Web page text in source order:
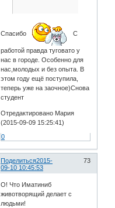
Спасибо С
работой правда туговато у
нас в городе. Особенно для
нас,молодых и без опыта. В
этом году ещё поступила,
теперь уже на заочное)Снова
студент
Отредактировано Мария
(2015-09-09 15:25:41)
0
Поделиться 73
2015-
09-10 10:45:53
О! Что Иматиниб
животворящий делает с
людьми!